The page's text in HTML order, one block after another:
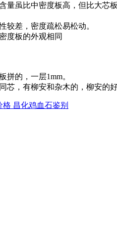
虽比中密度板高，但比大
差，密度疏松易松动。
度板的外观相同
拼的，一层1mm。
，有柳安和杂木的，柳安的
格 昌化鸡血石鉴别